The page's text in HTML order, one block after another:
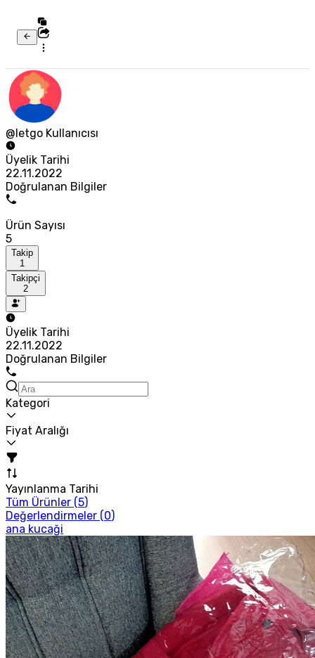
@letgo Kullanıcısı
Üyelik Tarihi
22.11.2022
Doğrulanan Bilgiler
Ürün Sayısı
5
Takip
1
Takipçi
2
Üyelik Tarihi
22.11.2022
Doğrulanan Bilgiler
Kategori
Fiyat Aralığı
Yayınlanma Tarihi
Tüm Ürünler (5)
Değerlendirmeler (0)
ana kucaği